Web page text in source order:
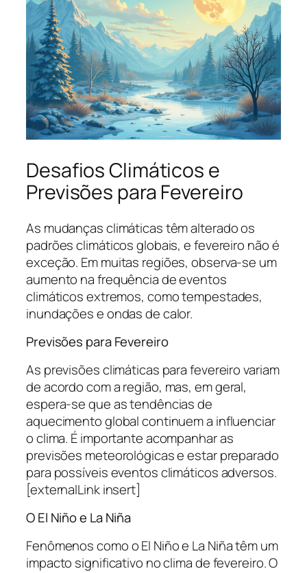
Desafios Climáticos e
Previsões para Fevereiro
As mudanças climáticas têm alterado os
padrões climáticos globais, e fevereiro não é
exceção. Em muitas regiões, observa-se um
aumento na frequência de eventos
climáticos extremos, como tempestades,
inundações e ondas de calor.
Previsões para Fevereiro
As previsões climáticas para fevereiro variam
de acordo com a região, mas, em geral,
espera-se que as tendências de
aquecimento global continuem a influenciar
o clima. É importante acompanhar as
previsões meteorológicas e estar preparado
para possíveis eventos climáticos adversos.
[externalLink insert]
O El Niño e La Niña
Fenômenos como o El Niño e La Niña têm um
impacto significativo no clima de fevereiro. O